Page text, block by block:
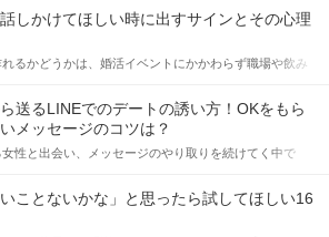
しかけてほしい時に出すサインとその心理
るかどうかは、婚活イベントにかかわらず職場や飲み
ーチできるかにも左右されます。 これから恋人作りを本
ようとしている方は、女性が異性を求めて出すサイン
りと理解し、正しい行動に移せるかどうかが重要。 この
女性が話しかけて欲しい時に出すサインとその心理を
ような行動に繋げるべきかをご紹介していきます。
送るLINEでのデートの誘い方！OKをもら
メッセージのコツは？
性と出会い、メッセージのやり取りを続けてく中で
中には「どう誘ったらいいの？」とお困りの男性もいら
のではないでしょうか。 そこで今回は、男性から女性へ
でのデートの誘い方のコツをご紹介します。例文も混じ
いことないかな」と思ったら試してほしい16